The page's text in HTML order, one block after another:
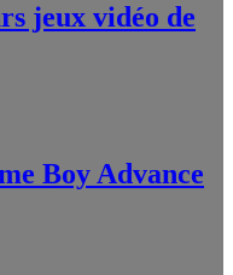
jeux vidéo de
Boy Advance